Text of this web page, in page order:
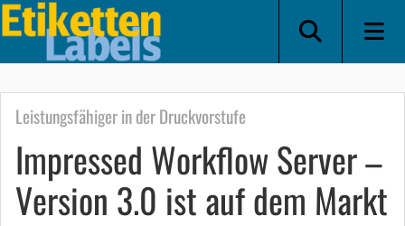
Leistungsfähiger in der Druckvorstufe
Impressed Workflow Server –
Version 3.0 ist auf dem Markt